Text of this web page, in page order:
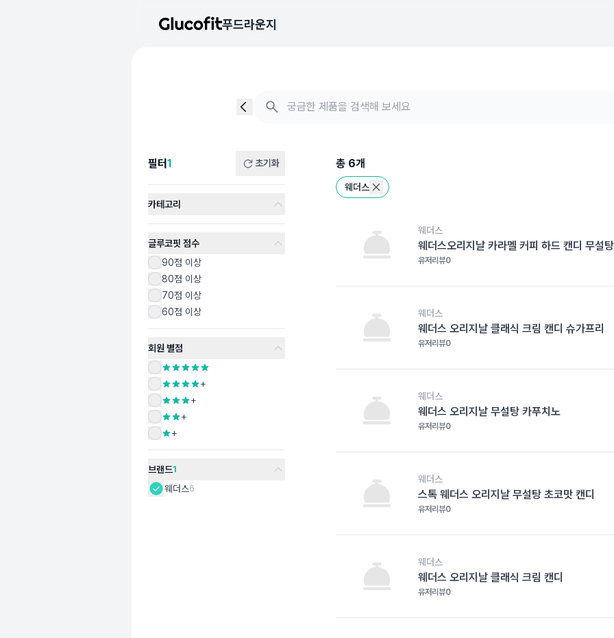
푸드라운지
총 6개의 음식을 찾았습니다
필터1 초기화
카테고리
글루코핏 점수
90점 이상
80점 이상
70점 이상
60점 이상
회원 별점
+
+
+
+
브랜드1
웨더스6
총 6개
웨더스
웨더스
웨더스오리지날 카라멜 커피 하드 캔디 무설탕
유저리뷰0
웨더스
웨더스 오리지날 클래식 크림 캔디 슈가프리
유저리뷰0
웨더스
웨더스 오리지날 무설탕 카푸치노
유저리뷰0
웨더스
스톡 웨더스 오리지날 무설탕 초코맛 캔디
유저리뷰0
웨더스
웨더스 오리지날 클래식 크림 캔디
유저리뷰0